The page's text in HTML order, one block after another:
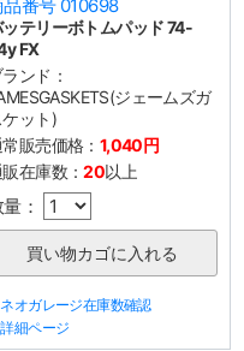
品番号 010698
テリーボトムパッド 74-
FX
ンド：
ジェームズガ
ケット)
販売価格： 1,040円
在庫数：20以上
：
ネオガレージ在庫数確認
詳細ページ